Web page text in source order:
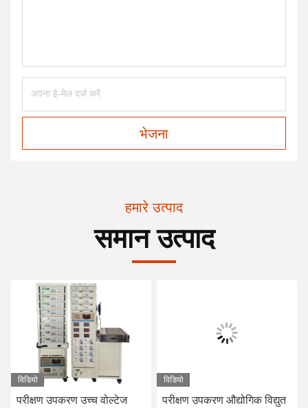
भेजना
हमारे उत्पाद
समान उत्पाद
विडियो
परीक्षण उपकरण उच्च वोल्टेज
विडियो
परीक्षण उपकरण औद्योगिक विद्युत